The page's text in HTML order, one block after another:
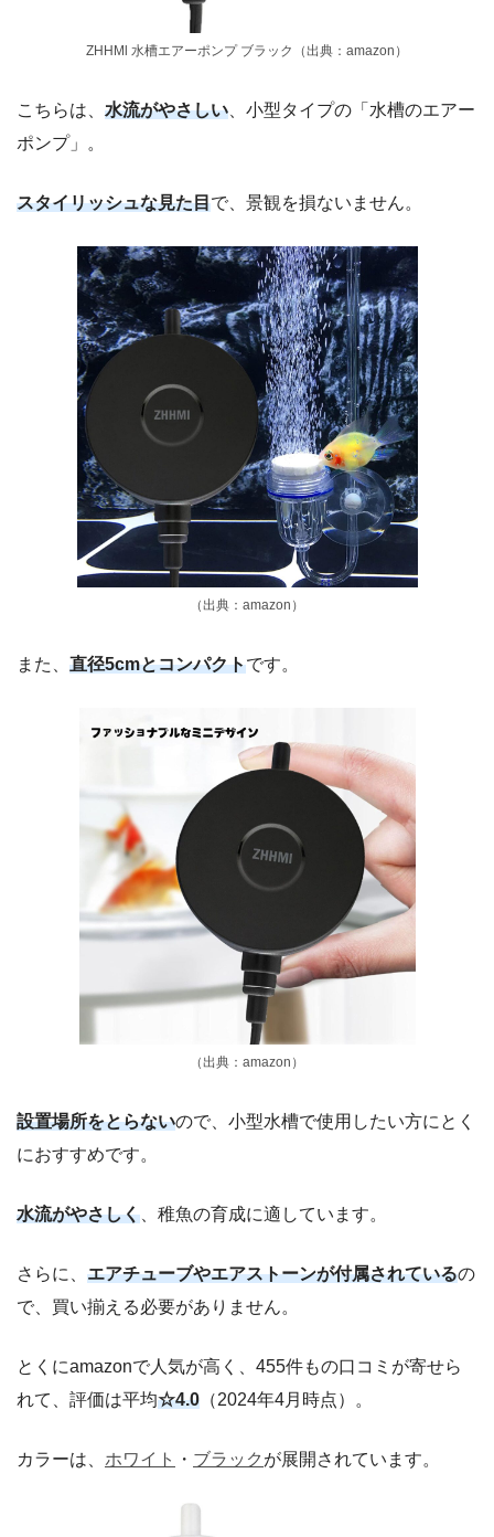
ZHHMl 水槽エアーポンプ ブラック（出典：amazon）
こちらは、 水流がやさしい 、小型タイプの「水槽のエアー
ポンプ」。
スタイリッシュな見た目で、景観を損ないません。
（出典：amazon）
また、 直径5cmとコンパクトです。
（出典：amazon）
設置場所をとらないので、小型水槽で使用したい方にとく
におすすめです。
水流がやさしく 、稚魚の育成に適しています。
さらに、 エアチューブやエアストーンが付属されているの
で、買い揃える必要がありません。
とくにamazonで人気が高く、455件もの口コミが寄せら
れて、評価は平均☆4.0 （2024年4月時点）。
カラーは、 ホワイト ・ ブラック が展開されています。